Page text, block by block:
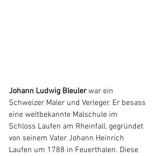
Johann Ludwig Bleuler war ein
Schweizer Maler und Verleger. Er besass
eine weltbekannte Malschule im
Schloss Laufen am Rheinfall, gegründet
von seinem Vater Johann Heinrich
Laufen um 1788 in Feuerthalen. Diese